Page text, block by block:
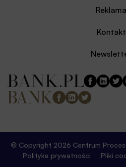
Reklama
Kontakt
© Copyright 2026 Centrum
Polityka prywatności
Pliki